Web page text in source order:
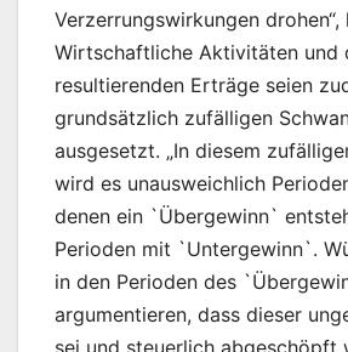
Verzerrungswirkungen drohen“,
Wirtschaftliche Aktivitäten und
resultierenden Erträge seien
grundsätzlich zufälligen
ausgesetzt. „In diesem
wird es unausweichlich
denen ein `Übergewinn`
Perioden mit `Untergewinn`.
in den Perioden des
argumentieren, dass dieser
sei und steuerlich abgeschöpft